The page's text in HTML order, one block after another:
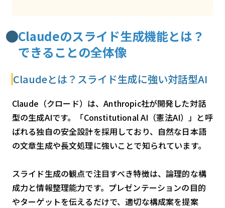
Claudeのスライド生成機能とは？
できることの全体像
Claudeとは？スライド生成に強い対話型AI
Claude（クロード）は、Anthropic社が開発した対話
型の生成AIです。「Constitutional AI（憲法AI）」と呼
ばれる独自の安全設計を採用しており、自然な日本語
の文章生成や長文処理に強いことで知られています。
スライド生成の観点で注目すべき特徴は、論理的な構
成力と情報整理能力です。プレゼンテーションの目的
やターゲットを伝えるだけで、適切な構成案を提案